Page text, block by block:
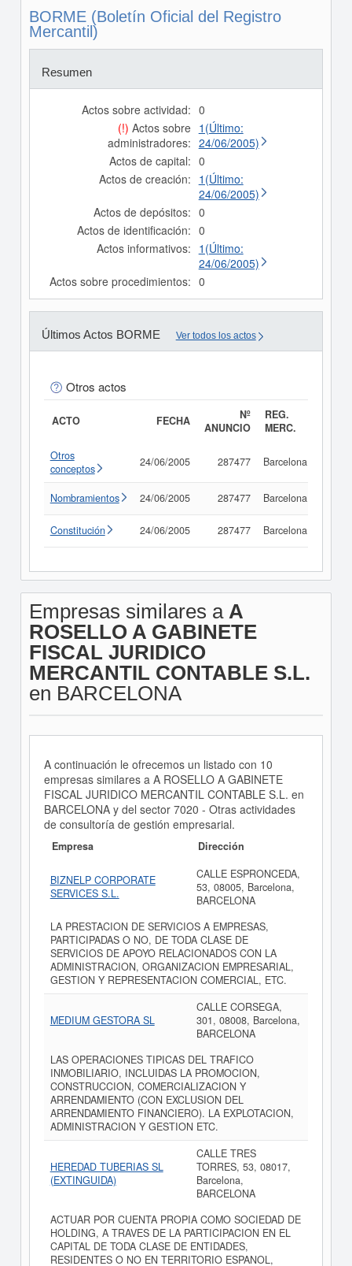
BORME (Boletín Oficial del Registro
Mercantil)
Resumen
Actos sobre actividad: 0
(!) Actos sobre
administradores:
1(Último:
24/06/2005)
Actos de capital: 0
Actos de creación: 1(Último:
24/06/2005)
Actos de depósitos: 0
Actos de identificación: 0
Actos informativos: 1(Último:
24/06/2005)
Actos sobre procedimientos: 0
Últimos Actos BORME Ver todos los actos
Otros actos
ACTO FECHA
Nº
ANUNCIO
REG.
MERC.
Otros
conceptos
24/06/2005 287477 Barcelona
Nombramientos 24/06/2005 287477 Barcelona
Constitución 24/06/2005 287477 Barcelona
Empresas similares a A
ROSELLO A GABINETE
FISCAL JURIDICO
MERCANTIL CONTABLE S.L.
en BARCELONA
A continuación le ofrecemos un listado con 10
empresas similares a A ROSELLO A GABINETE
FISCAL JURIDICO MERCANTIL CONTABLE S.L. en
BARCELONA y del sector 7020 - Otras actividades
de consultoría de gestión empresarial.
Empresa Dirección
BIZNELP CORPORATE
SERVICES S.L.
CALLE ESPRONCEDA,
53, 08005, Barcelona,
BARCELONA
LA PRESTACION DE SERVICIOS A EMPRESAS,
PARTICIPADAS O NO, DE TODA CLASE DE
SERVICIOS DE APOYO RELACIONADOS CON LA
ADMINISTRACION, ORGANIZACION EMPRESARIAL,
GESTION Y REPRESENTACION COMERCIAL, ETC.
MEDIUM GESTORA SL
CALLE CORSEGA,
301, 08008, Barcelona,
BARCELONA
LAS OPERACIONES TIPICAS DEL TRAFICO
INMOBILIARIO, INCLUIDAS LA PROMOCION,
CONSTRUCCION, COMERCIALIZACION Y
ARRENDAMIENTO (CON EXCLUSION DEL
ARRENDAMIENTO FINANCIERO). LA EXPLOTACION,
ADMINISTRACION Y GESTION ETC.
HEREDAD TUBERIAS SL
(EXTINGUIDA)
CALLE TRES
TORRES, 53, 08017,
Barcelona,
BARCELONA
ACTUAR POR CUENTA PROPIA COMO SOCIEDAD DE
HOLDING, A TRAVES DE LA PARTICIPACION EN EL
CAPITAL DE TODA CLASE DE ENTIDADES,
RESIDENTES O NO EN TERRITORIO ESPANOL,